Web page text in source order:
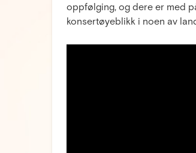
oppfølging, og dere er med
konsertøyeblikk i noen av